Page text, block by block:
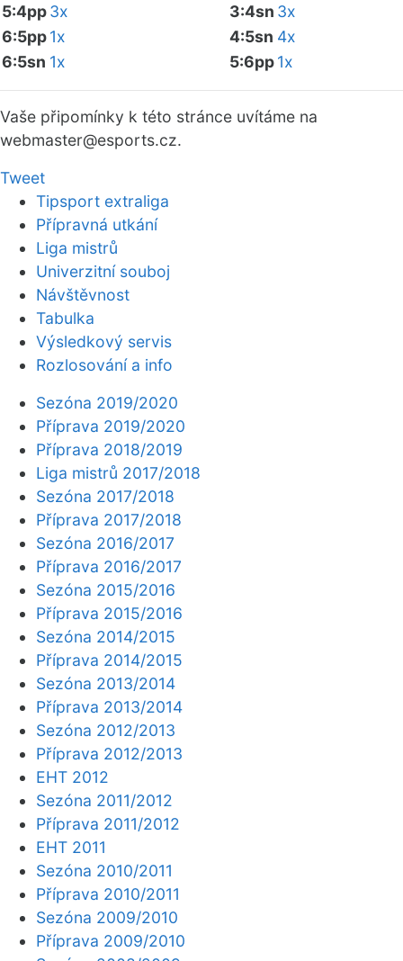
5:4pp3x
6:5pp1x
6:5sn 1x
3:4sn 3x
4:5sn 4x
5:6pp1x
Vaše připomínky k této stránce uvítáme na
webmaster@esports.cz.
Tweet
Tipsport extraliga
Přípravná utkání
Liga mistrů
Univerzitní souboj
Návštěvnost
Tabulka
Výsledkový servis
Rozlosování a info
Sezóna 2019/2020
Příprava 2019/2020
Příprava 2018/2019
Liga mistrů 2017/2018
Sezóna 2017/2018
Příprava 2017/2018
Sezóna 2016/2017
Příprava 2016/2017
Sezóna 2015/2016
Příprava 2015/2016
Sezóna 2014/2015
Příprava 2014/2015
Sezóna 2013/2014
Příprava 2013/2014
Sezóna 2012/2013
Příprava 2012/2013
EHT 2012
Sezóna 2011/2012
Příprava 2011/2012
EHT 2011
Sezóna 2010/2011
Příprava 2010/2011
Sezóna 2009/2010
Příprava 2009/2010